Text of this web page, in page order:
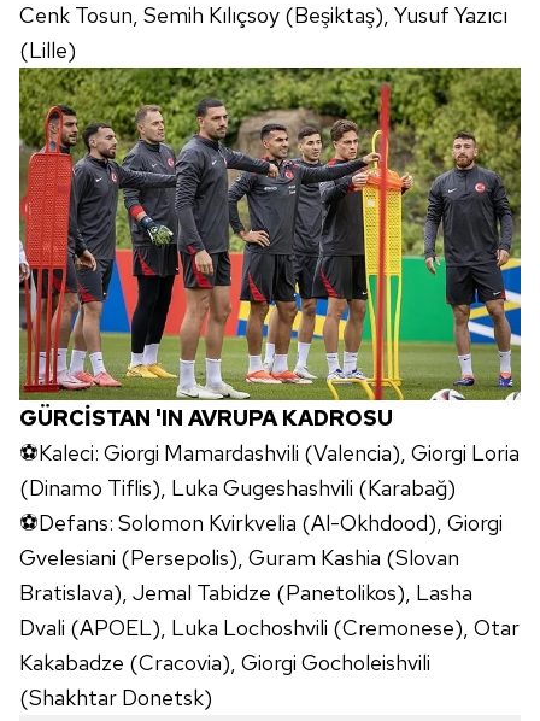
Cenk Tosun, Semih Kılıçsoy (Beşiktaş), Yusuf Yazıcı
(Lille)
GÜRCİSTAN 'IN AVRUPA KADROSU
⚽Kaleci: Giorgi Mamardashvili (Valencia), Giorgi Loria
(Dinamo Tiflis), Luka Gugeshashvili (Karabağ)
⚽Defans: Solomon Kvirkvelia (Al-Okhdood), Giorgi
Gvelesiani (Persepolis), Guram Kashia (Slovan
Bratislava), Jemal Tabidze (Panetolikos), Lasha
Dvali (APOEL), Luka Lochoshvili (Cremonese), Otar
Kakabadze (Cracovia), Giorgi Gocholeishvili
(Shakhtar Donetsk)